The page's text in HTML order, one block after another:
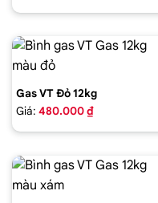
Gas VT Đỏ 12kg
Giá: 480.000 ₫